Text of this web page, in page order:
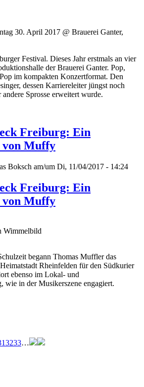
30. April 2017 @ Brauerei Ganter,
Festival. Dieses Jahr erstmals an vier
der Brauerei Ganter. Pop,
im kompakten Konzertformat. Den
dessen Karriereleiter jüngst noch
Sprosse erweitert wurde.
Freiburg: Ein
von Muffy
Boksch am/um Di, 11/04/2017 - 14:24
Freiburg: Ein
von Muffy
Wimmelbild
begann Thomas Muffler das
Rheinfelden für den Südkurier
ebenso im Lokal- und
wie in der Musikerszene engagiert.
3233…